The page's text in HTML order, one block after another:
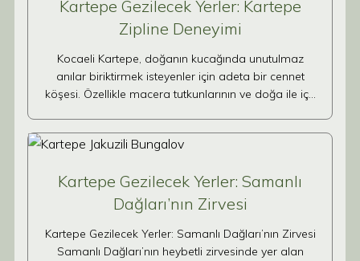
Kartepe Gezilecek Yerler: Kartepe
Zipline Deneyimi
Kocaeli Kartepe, doğanın kucağında unutulmaz
anılar biriktirmek isteyenler için adeta bir cennet
köşesi. Özellikle macera tutkunlarının ve doğa ile iç…
Kartepe Gezilecek Yerler: Samanlı
Dağları’nın Zirvesi
Kartepe Gezilecek Yerler: Samanlı Dağları’nın Zirvesi
Samanlı Dağları’nın heybetli zirvesinde yer alan